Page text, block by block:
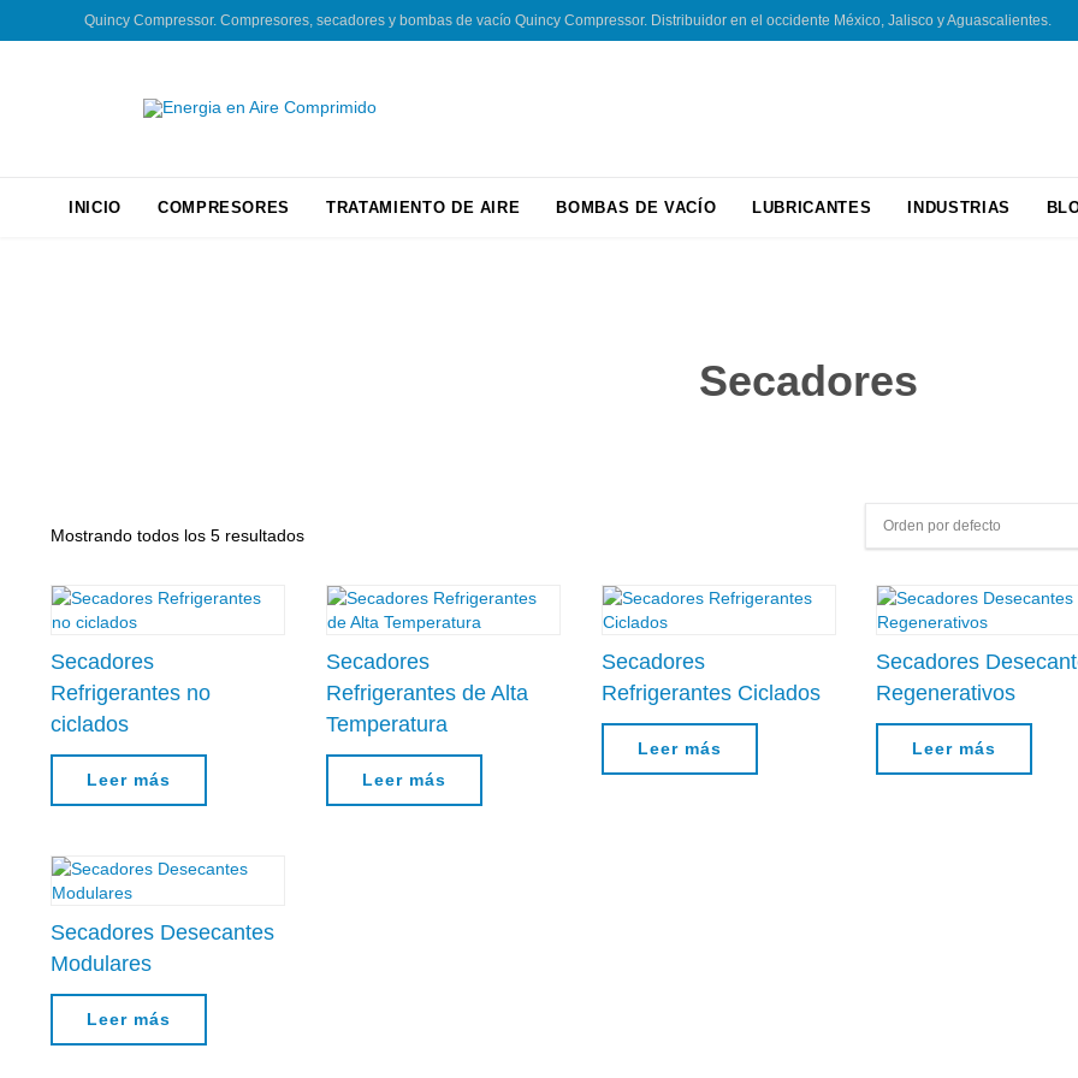
Quincy Compressor. Compresores, secadores y bombas de vacío Quincy Compressor. Distribuidor en el occidente México, Jalisco y Aguascalientes.
to
INICIO COMPRESORES TRATAMIENTO DE AIRE BOMBAS DE VACÍO LUBRICANTES INDUSTRIAS
Secadores
Mostrando todos los 5 resultados
Secadores
Refrigerantes no
ciclados
Leer más
Secadores
Refrigerantes de Alta
Temperatura
Leer más
Secadores
Refrigerantes Ciclados
Leer más
Secadores
Regenerativos
Leer más
Secadores Desecantes
Modulares
Leer más